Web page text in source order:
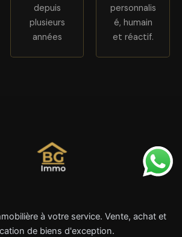
depuis
plusieurs
années
personnalis
é, humain
et réactif.
à votre service. Vente, achat et
de biens d'exception.